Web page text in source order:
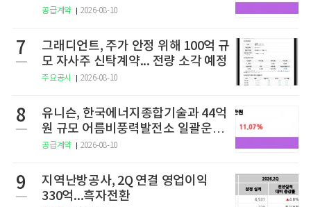
공급계약 2026-08-10
7
그래디언트, 주가 안정 위해 100억 규
모 자사주 신탁계약... 전량 소각 예정
주요공시 2026-08-10
8
유니슨, 한국에너지종합기술과 44억
원 규모 어름비풍력발전소 일괄운영
도급계약
공급계약 2026-08-10
9
지역난방공사, 2Q 연결 영업이익
330억...흑자전환